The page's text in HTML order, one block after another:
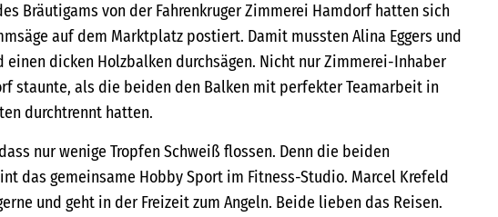
Bräutigams von der Fahrenkruger Zimmerei Hamdorf hatten sich
auf dem Marktplatz postiert. Damit mussten Alina Eggers und
einen dicken Holzbalken durchsägen. Nicht nur Zimmerei-Inhaber
staunte, als die beiden den Balken mit perfekter Teamarbeit in
durchtrennt hatten.
nur wenige Tropfen Schweiß flossen. Denn die beiden
das gemeinsame Hobby Sport im Fitness-Studio. Marcel Krefeld
und geht in der Freizeit zum Angeln. Beide lieben das Reisen.